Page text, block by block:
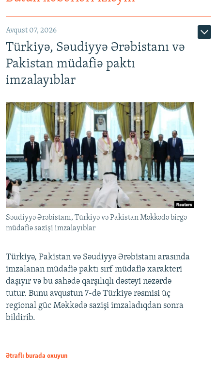
Avqust 07, 2026
Türkiyə, Səudiyyə Ərəbistanı və
Pakistan müdafiə paktı
imzalayıblar
Səudiyyə Ərəbistanı, Türkiyə və Pakistan Məkkədə birgə
müdafiə sazişi imzalayıblar
Türkiyə, Pakistan və Səudiyyə Ərəbistanı arasında
imzalanan müdafiə paktı sırf müdafiə xarakteri
daşıyır və bu sahədə qarşılıqlı dəstəyi nəzərdə
tutur. Bunu avqustun 7-də Türkiyə rəsmisi üç
regional güc Məkkədə sazişi imzaladıqdan sonra
bildirib.
Ətraflı burada oxuyun